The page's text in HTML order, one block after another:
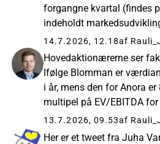
forgangne kvartal (findes
indeholdt
opsummeret i en tabel
14.7.2026, 12.18af
Hovedaktionærerne ser
Ifølge Blomman er
i år, mens den for Anora
multipel på EV/EBITDA
af den historiske
13.7.2026, 09.53af
Her er et tweet fra Juha